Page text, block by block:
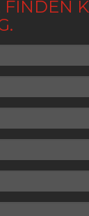
FINDEN